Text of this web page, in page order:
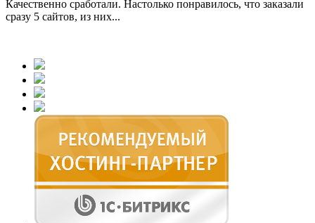
Качественно сработали. Настолько понравилось, что заказали
сразу 5 сайтов, из них...